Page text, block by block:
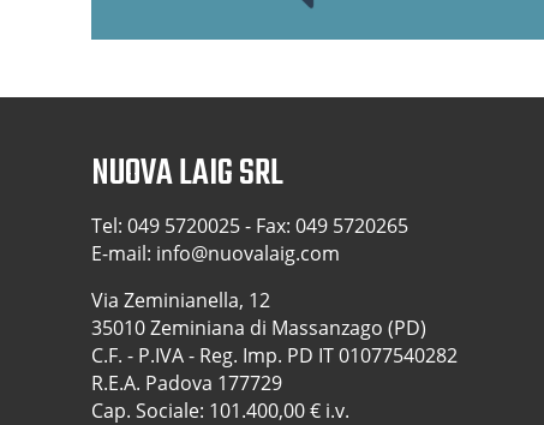
NUOVA LAIG SRL
Tel: 049 5720025- Fax: 049 5720265
E-mail: info@nuovalaig.com
Via Zeminianella, 12
35010 Zeminiana di Massanzago (PD)
C.F. - P.IVA - Reg. Imp. PD IT 01077540282
R.E.A. Padova 177729
Cap. Sociale: 101.400,00 € i.v.